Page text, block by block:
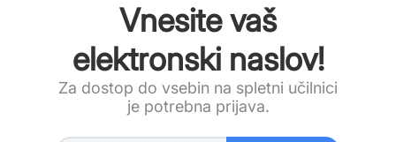
Vnesite vaš
elektronski naslov!
Za dostop do vsebin na spletni učilnici
je potrebna prijava.